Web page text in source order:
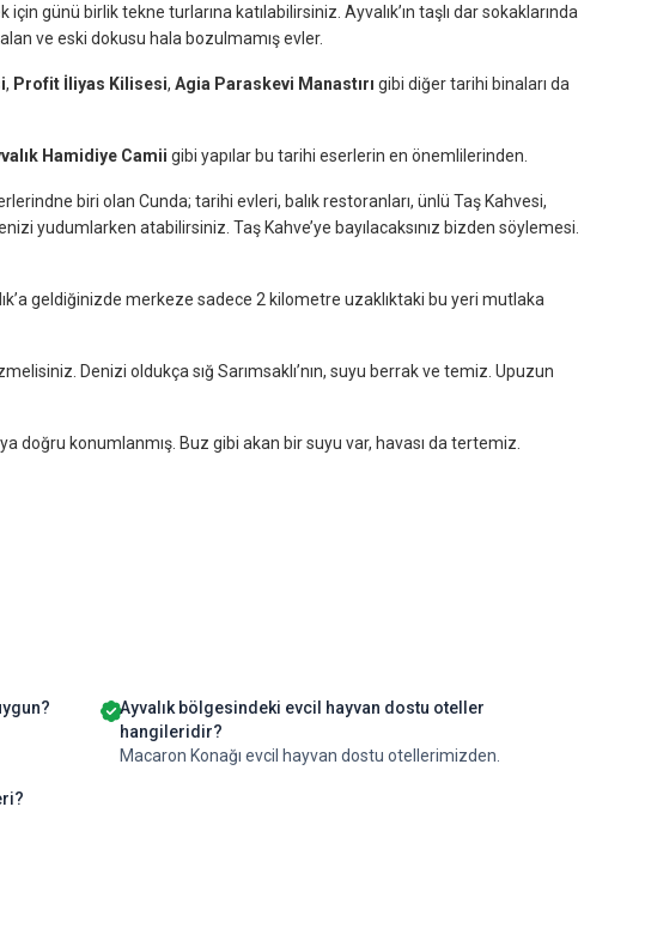
günü birlik tekne turlarına katılabilirsiniz. Ayvalık’ın taşlı dar sokaklarında
ve eski dokusu hala bozulmamış evler.
, Profit İliyas Kilisesi, Agia Paraskevi Manastırı gibi diğer tarihi binaları da
Hamidiye Camii gibi yapılar bu tarihi eserlerin en önemlilerinden.
biri olan Cunda; tarihi evleri, balık restoranları, ünlü Taş Kahvesi,
yudumlarken atabilirsiniz. Taş Kahve’ye bayılacaksınız bizden söylemesi.
geldiğinizde merkeze sadece 2 kilometre uzaklıktaki bu yeri mutlaka
Denizi oldukça sığ Sarımsaklı’nın, suyu berrak ve temiz. Upuzun
doğru konumlanmış. Buz gibi akan bir suyu var, havası da tertemiz.
Ayvalık bölgesindeki evcil hayvan dostu oteller
hangileridir?
Macaron Konağı evcil hayvan dostu otellerimizden.